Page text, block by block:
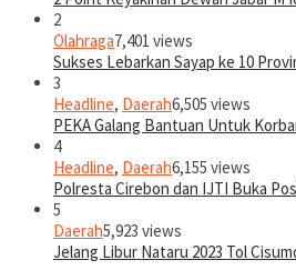
2
Olahraga7,401 views
Sukses Lebarkan Sayap ke 10
3
Headline, Daerah6,505 views
PEKA Galang Bantuan Untuk
4
Headline, Daerah6,155 views
Polresta Cirebon dan IJTI Buka
5
Daerah5,923 views
Jelang Libur Nataru 2023 Tol